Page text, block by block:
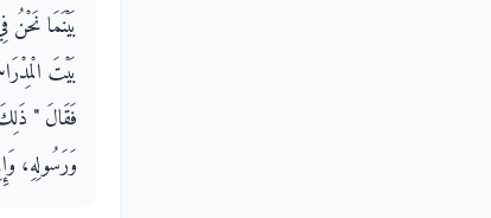
بَيْنَمَا نَحْنُ
بَيْتَ
فَقَالَ ‏"‏ ذَلِكَ
وَرَسُولِهِ،